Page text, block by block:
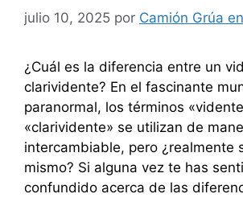
julio 10, 2025 por Camión Grúa
¿Cuál es la diferencia entre un
clarividente? En el fascinante
paranormal, los términos
«clarividente» se utilizan de
intercambiable, pero ¿realmente
mismo? Si alguna vez te has
confundido acerca de las